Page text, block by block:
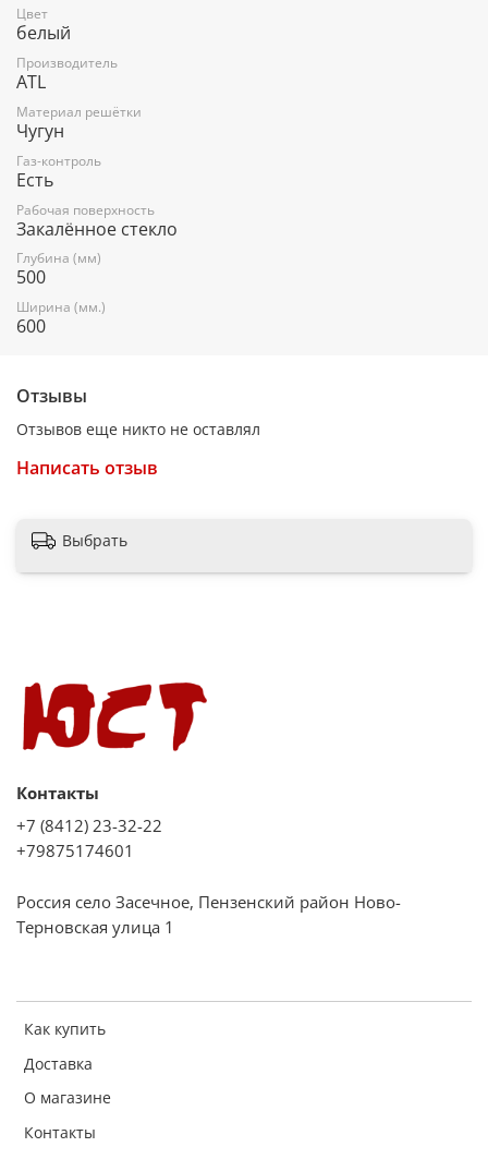
WOK горелка
Управление
Тип управления
Механическое
Дополнительные параметры
Материал панели
Металл
Чугун
Да
Встроенный в ручки электроподжиг
Да
Передняя левая, кВт
3,8
2,0
Задняя левая, кВт
Количество конфорок
4
Давление газа, мбар
220 - 240
Частота тока, Гц
50
Тип газа
Цвет
белый
Производитель
ATL
Материал решётки
Чугун
Газ-контроль
Есть
Рабочая поверхность
Закалённое стекло
Глубина (мм)
500
Ширина (мм.)
600
Отзывы
Отзывов еще никто не оставлял
Написать отзыв
Выбрать
Как купить
Доставка
О магазине
Контакты
Контакты
+7 (8412) 23-32-22
+79875174601
Россия село Засечное, Пензенский район Ново-
Терновская улица 1